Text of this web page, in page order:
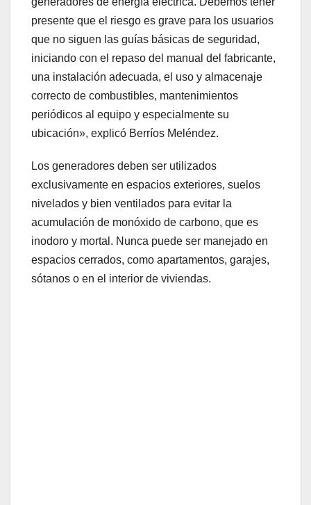
presente que el riesgo es grave para los usuarios
que no siguen las guías básicas de seguridad,
iniciando con el repaso del manual del fabricante,
una instalación adecuada, el uso y almacenaje
correcto de combustibles, mantenimientos
periódicos al equipo y especialmente su
ubicación», explicó Berríos Meléndez.
Los generadores deben ser utilizados
exclusivamente en espacios exteriores, suelos
nivelados y bien ventilados para evitar la
acumulación de monóxido de carbono, que es
inodoro y mortal. Nunca puede ser manejado en
espacios cerrados, como apartamentos, garajes,
sótanos o en el interior de viviendas.